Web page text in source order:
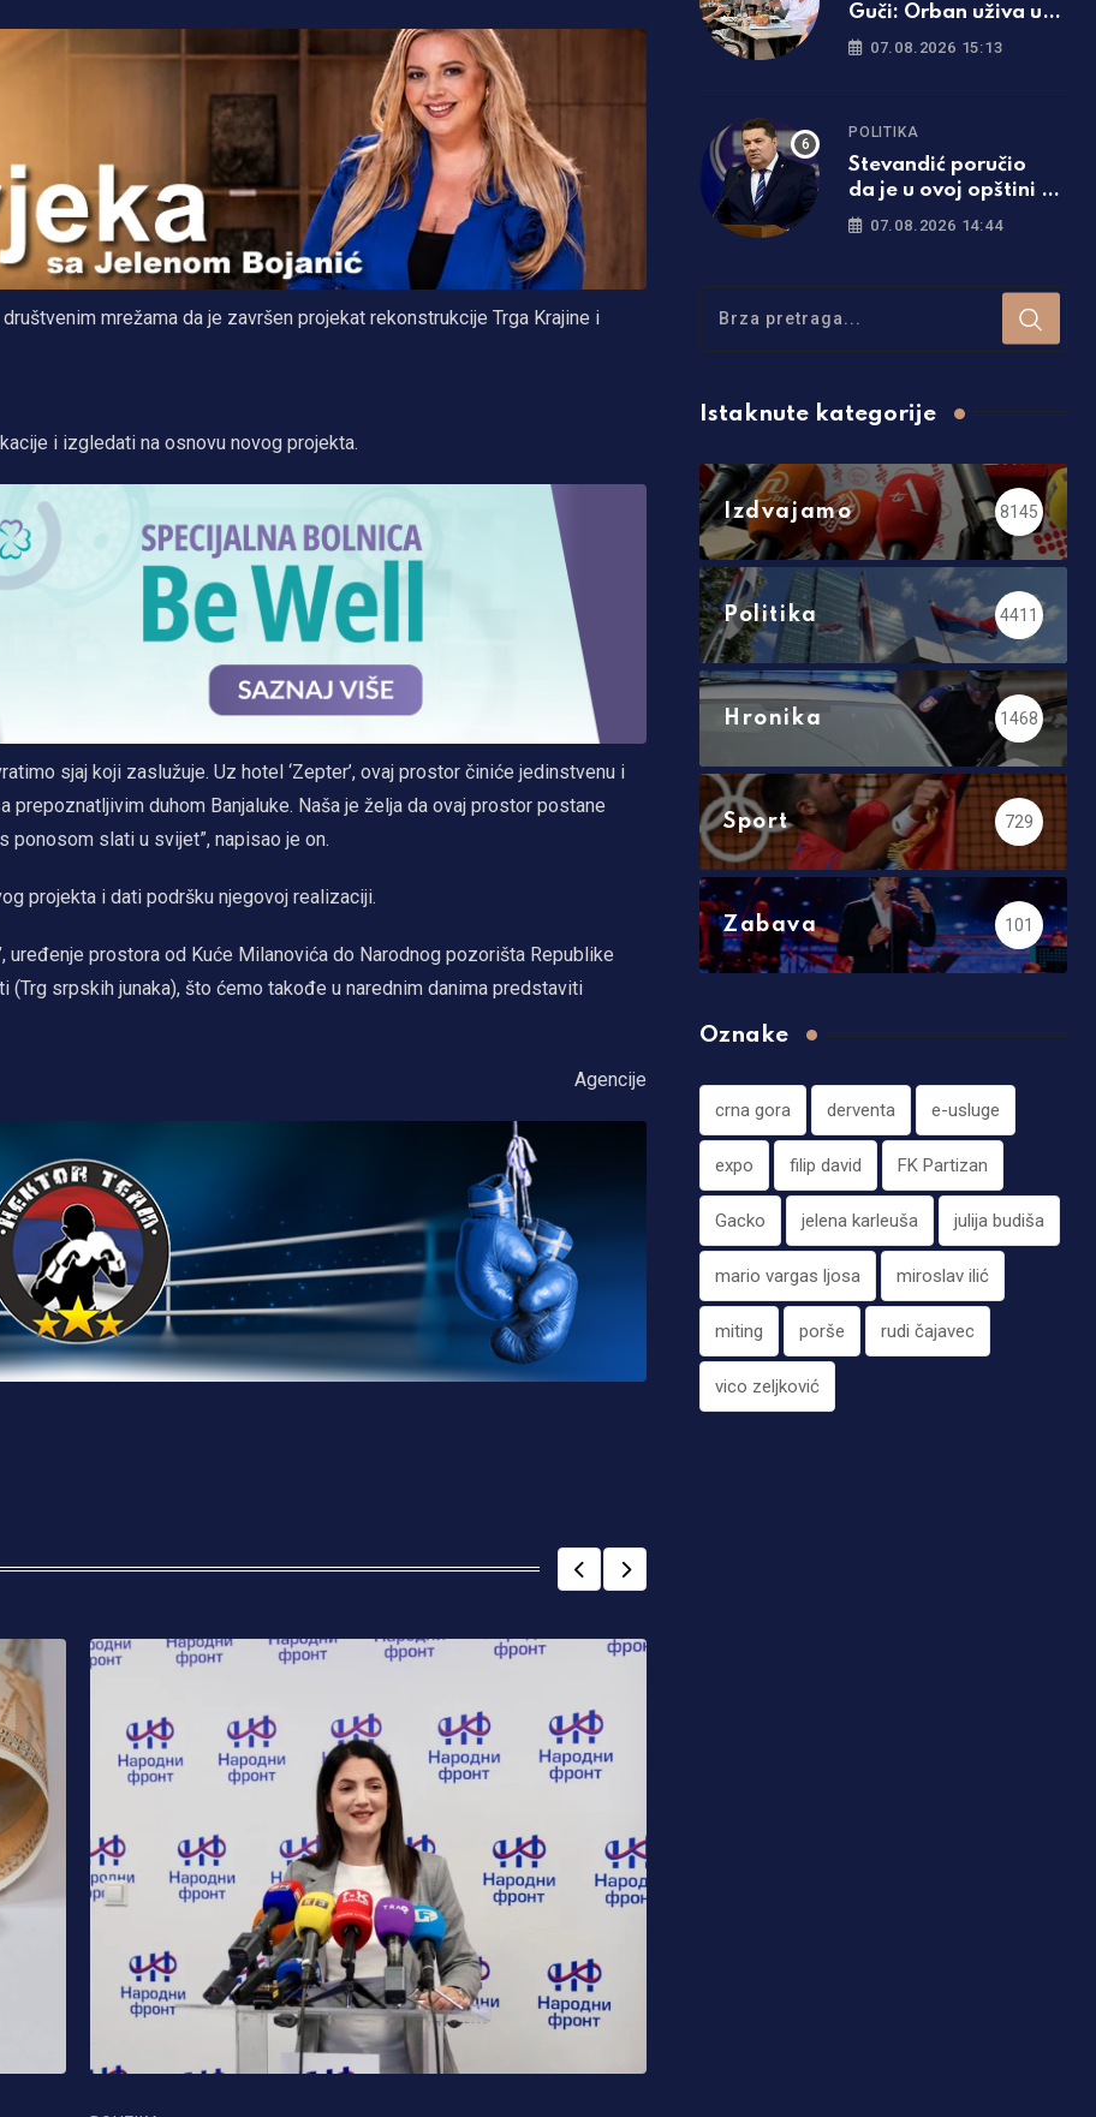
mrežama da je završen projekat rekonstrukcije Trga Krajine i
i izgledati na osnovu novog projekta.
sjaj koji zaslužuje. Uz hotel ‘Zepter’, ovaj prostor činiće jedinstvenu i
duhom Banjaluke. Naša je želja da ovaj prostor postane
ponosom slati u svijet”, napisao je on.
projekta i dati podršku njegovoj realizaciji.
uređenje prostora od Kuće Milanovića do Narodnog pozorišta Republike
srpskih junaka), što ćemo takođe u narednim danima predstaviti
Agencije
Guči: Orban uživa uz
trube i pečenje
07.08.2026 15:13
POLITIKA
Stevandić poručio
da je u ovoj opštini tri
puta više prvačića
07.08.2026 14:44
Istaknute kategorije
Izdvajamo 8145
Politika 4411
Hronika 1468
Sport 729
Zabava 101
Oznake
crna gora derventa e-usluge
expo filip david FK Partizan
Gacko jelena karleuša julija budiša
mario vargas ljosa miroslav ilić
miting porše rudi čajavec
vico zeljković